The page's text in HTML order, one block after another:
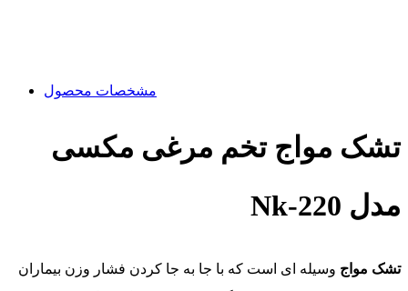
مشخصات محصول
تشک مواج تخم مرغی مکسی
مدل Nk-220
تشک مواج وسیله ای است که با جا به جا کردن فشار وزن بیماران